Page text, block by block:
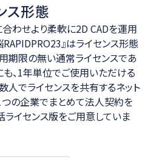
ス形態
わせより柔軟に2D CADを運用
RAPIDPRO23』はライセンス形態
期限の無い通常ライセンスであ
、1年単位でご使用いただける
人でライセンスを共有するネット
つの企業でまとめて法人契約を
イセンス版をご用意していま